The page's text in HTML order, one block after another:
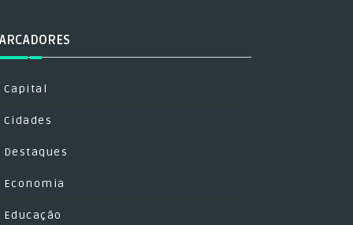
Capital
Cidades
Destaques
Economia
Educação